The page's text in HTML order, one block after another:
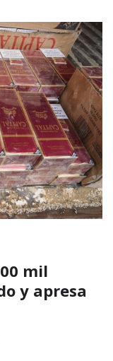
mil
y apresa